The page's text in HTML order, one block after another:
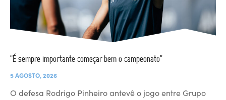
“É sempre importante começar bem o campeonato”
5 AGOSTO, 2026
O defesa Rodrigo Pinheiro antevê o jogo entre Grupo